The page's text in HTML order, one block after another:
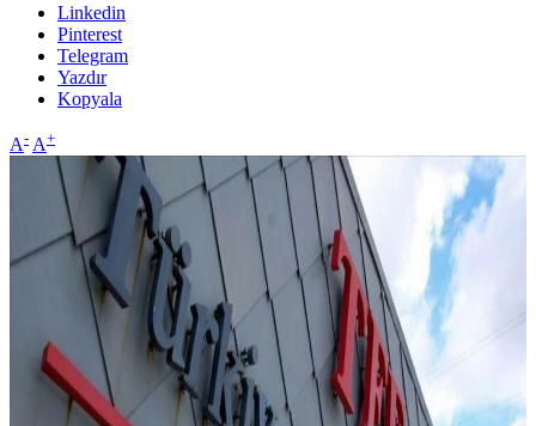
Linkedin
Pinterest
Telegram
Yazdır
Kopyala
A- A+